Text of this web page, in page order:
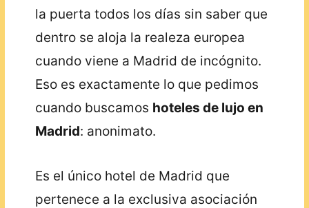
la puerta todos los días sin saber que
dentro se aloja la realeza europea
cuando viene a Madrid de incógnito.
Eso es exactamente lo que pedimos
cuando buscamos hoteles de lujo en
Madrid: anonimato.
Es el único hotel de Madrid que
pertenece a la exclusiva asociación